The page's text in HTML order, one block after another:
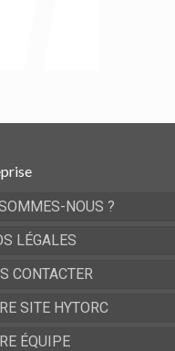
NOUS ?
LÉGALES
CONTACTER
SITE HYTORC
ÉQUIPE